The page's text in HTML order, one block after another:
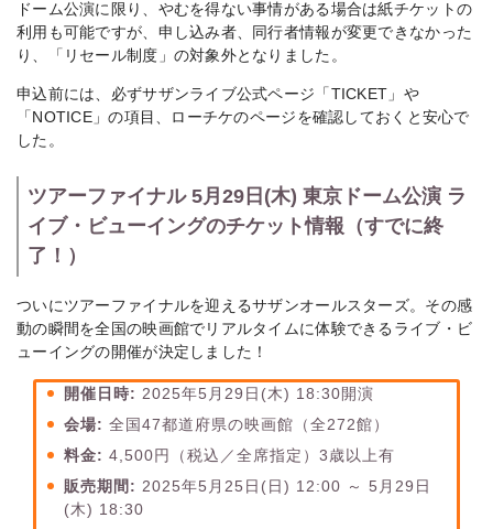
ドーム公演に限り、やむを得ない事情がある場合は紙チケットの
利用も可能ですが、申し込み者、同行者情報が変更できなかった
り、「リセール制度」の対象外となりました。
申込前には、必ずサザンライブ公式ページ「TICKET」や
「NOTICE」の項目、ローチケのページを確認しておくと安心で
した。
ツアーファイナル 5月29日(木) 東京ドーム公演 ラ
イブ・ビューイングのチケット情報（すでに終
了！）
ついにツアーファイナルを迎えるサザンオールスターズ。その感
動の瞬間を全国の映画館でリアルタイムに体験できるライブ・ビ
ューイングの開催が決定しました！
開催日時: 2025年5月29日(木) 18:30開演
会場: 全国47都道府県の映画館（全272館）
料金: 4,500円（税込／全席指定）3歳以上有
販売期間: 2025年5月25日(日) 12:00 ～ 5月29日
(木) 18:30